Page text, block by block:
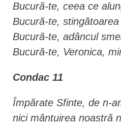
Bucură-te, ceea ce
Bucură-te,
Bucură-te, adâncul
Bucură-te, Veronica,
Condac 11
Împărate Sfinte, de n-
nici mântuirea noastră